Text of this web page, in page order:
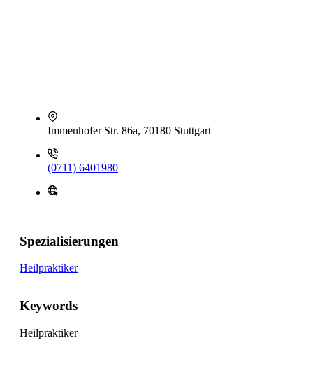
Immenhofer Str. 86a, 70180 Stuttgart
(0711) 6401980
Spezialisierungen
Heilpraktiker
Keywords
Heilpraktiker